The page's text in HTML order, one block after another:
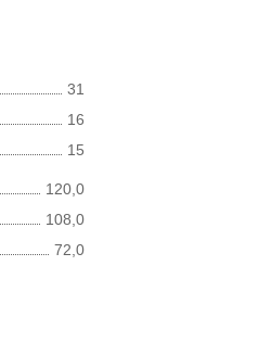
31
16
15
120,0
108,0
72,0